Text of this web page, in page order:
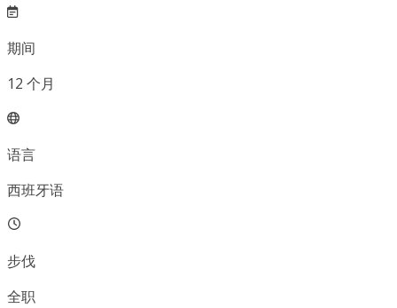
期间
12 个月
语言
西班牙语
步伐
全职